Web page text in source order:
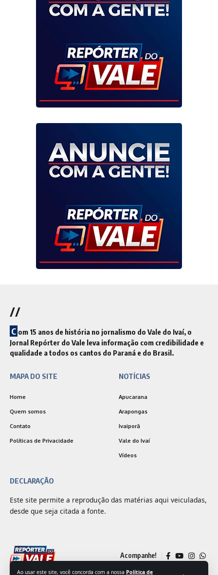
Ao usar este site, você concorda com a nossa Política de
//
C om 15 anos de história no jornalismo do Vale do Ivaí, o
Jornal Repórter do Vale leva informação com credibilidade e
qualidade a todos os cantos do Paraná e do Brasil.
MAPA DO SITE
Home
Quem somos
Contato
Políticas de Privacidade
NOTÍCIAS
Apucarana
Arapongas
Ivaiporã
Vale do Ivaí
Vídeos
DECLARAÇÃO
Este site permite a reprodução das matérias aqui veiculadas,
desde que seja citada a fonte.
Acompanhe!